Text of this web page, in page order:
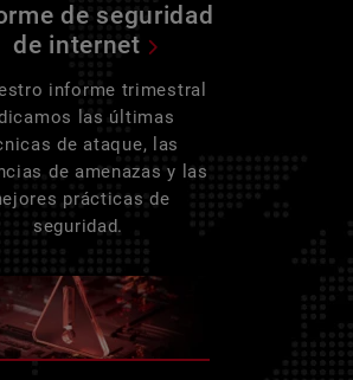
de seguridad
de internet
informe trimestral
las últimas
de ataque, las
de amenazas y las
prácticas de
seguridad.